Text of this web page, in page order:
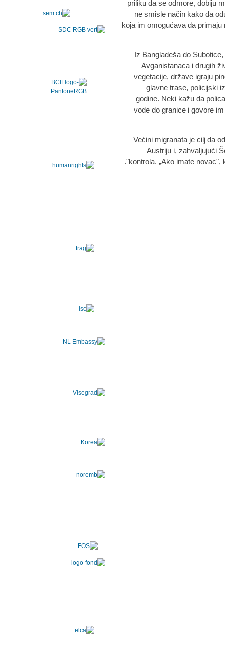
priliku da se odmore, dobiju
ne smisle način kako da
koja im omogućava da
Iz Bangladeša do
Avganistanaca i drugih
vegetacije, države igraju
glavne trase, policijski
godine. Neki kažu da
vode do granice i govore
Većini migranata je cilj da
Austriju i, zahvaljujući
kontrola. „Ako imate novac",